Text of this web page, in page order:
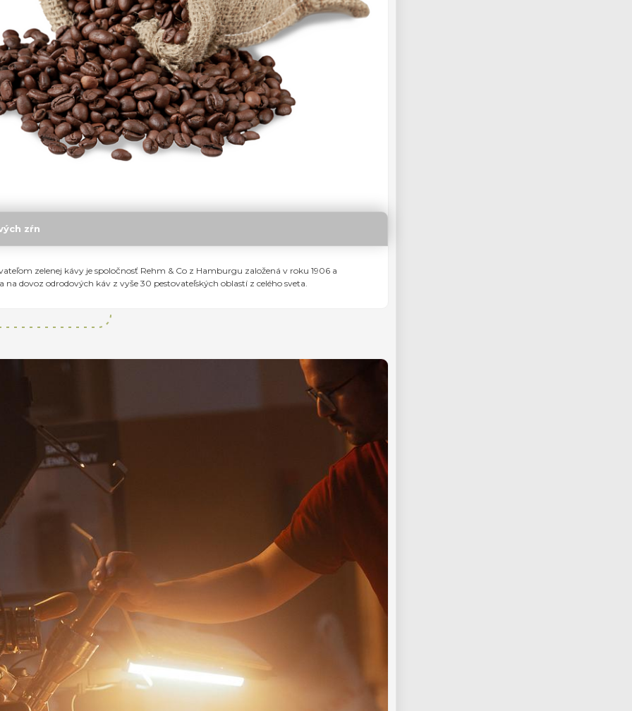
zŕn
zelenej kávy je spoločnosť Rehm & Co z Hamburgu založená v roku 1906 a
na dovoz odrodových káv z vyše 30 pestovateľských oblastí z celého sveta.